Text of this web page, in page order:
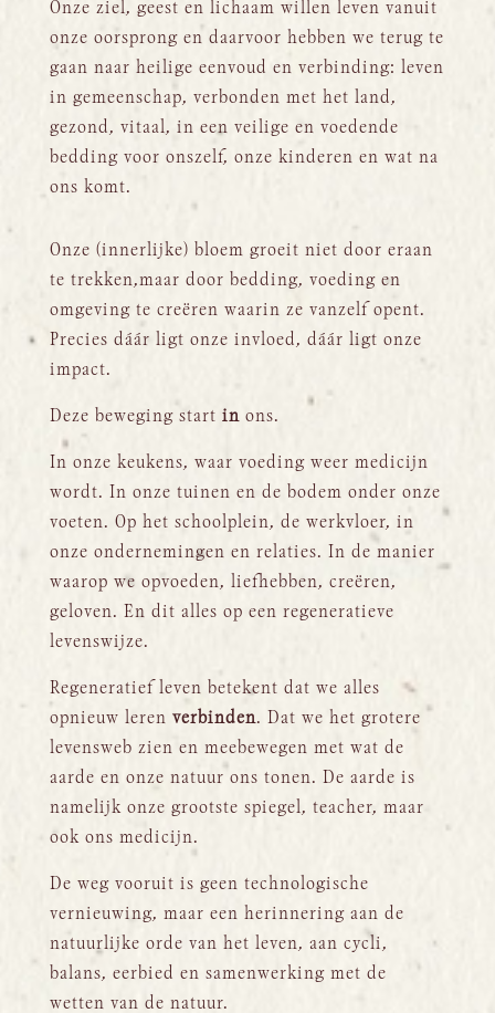
Onze ziel, geest en lichaam willen leven vanuit
onze oorsprong en daarvoor hebben we terug te
gaan naar heilige eenvoud en verbinding: leven
in gemeenschap, verbonden met het land,
gezond, vitaal, in een veilige en voedende
bedding voor onszelf, onze kinderen en wat na
ons komt.
Onze (innerlijke) bloem groeit niet door eraan
te trekken,maar door bedding, voeding en
omgeving te creëren waarin ze vanzelf opent.
Precies dáár ligt onze invloed, dáár ligt onze
impact.
Deze beweging start in ons.
In onze keukens, waar voeding weer medicijn
wordt. In onze tuinen en de bodem onder onze
voeten. Op het schoolplein, de werkvloer, in
onze ondernemingen en relaties. In de manier
waarop we opvoeden, liefhebben, creëren,
geloven. En dit alles op een regeneratieve
levenswijze.
Regeneratief leven betekent dat we alles
opnieuw leren verbinden . Dat we het grotere
levensweb zien en meebewegen met wat de
aarde en onze natuur ons tonen. De aarde is
namelijk onze grootste spiegel, teacher, maar
ook ons medicijn.
De weg vooruit is geen technologische
vernieuwing, maar een herinnering aan de
natuurlijke orde van het leven, aan cycli,
balans, eerbied en samenwerking met de
wetten van de natuur.